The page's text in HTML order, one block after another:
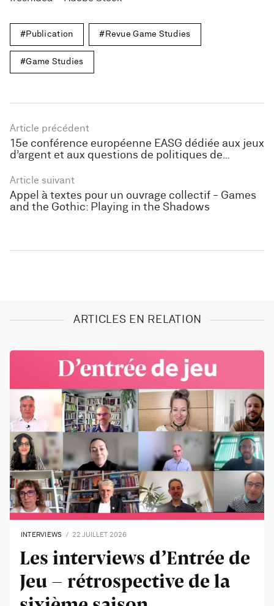
Publication Revue Game Studies
Game Studies
Article précédent
15e conférence européenne EASG dédiée aux jeux
d’argent et aux questions de politiques de
Article suivant
Appel à textes pour un ouvrage collectif - Games
and the Gothic: Playing in the Shadows
ARTICLES EN RELATION
INTERVIEWS 22 JUILLET 2026
Les interviews d’Entrée de
Jeu - rétrospective de la